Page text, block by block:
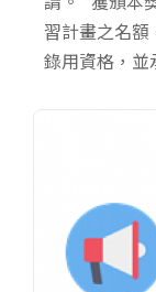
習計畫之名額
錄用資格，並